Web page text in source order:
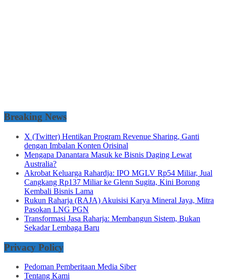
Breaking News
X (Twitter) Hentikan Program Revenue Sharing, Ganti
dengan Imbalan Konten Orisinal
Mengapa Danantara Masuk ke Bisnis Daging Lewat
Australia?
Akrobat Keluarga Rahardja: IPO MGLV Rp54 Miliar, Jual
Cangkang Rp137 Miliar ke Glenn Sugita, Kini Borong
Kembali Bisnis Lama
Rukun Raharja (RAJA) Akuisisi Karya Mineral Jaya, Mitra
Pasokan LNG PGN
Transformasi Jasa Raharja: Membangun Sistem, Bukan
Sekadar Lembaga Baru
Privacy Policy
Pedoman Pemberitaan Media Siber
Tentang Kami